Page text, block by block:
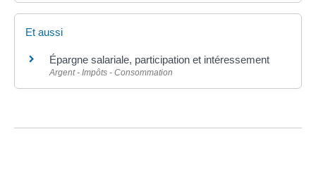
Et aussi
Épargne salariale, participation et intéressement
Argent - Impôts - Consommation